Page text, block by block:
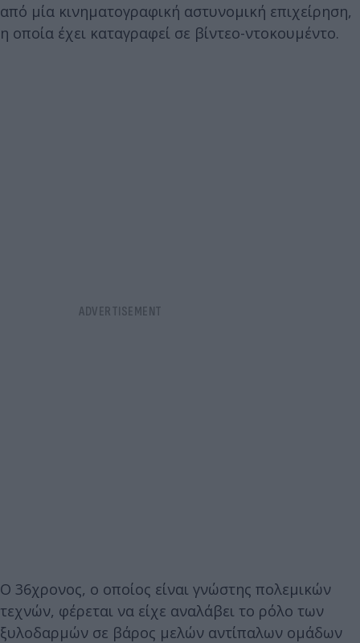
από μία κινηματογραφική αστυνομική επιχείρηση,
η οποία έχει καταγραφεί σε βίντεο-ντοκουμέντο.
Ο 36χρονος, ο οποίος είναι γνώστης πολεμικών
τεχνών, φέρεται να είχε αναλάβει το ρόλο των
ξυλοδαρμών σε βάρος μελών αντίπαλων ομάδων